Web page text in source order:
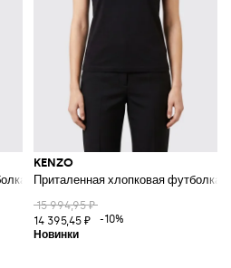
с логотипом и контрастной отделкой
KENZO
Приталенная хлопковая футболка
15 994,95 ₽
14 395,45 ₽
-10%